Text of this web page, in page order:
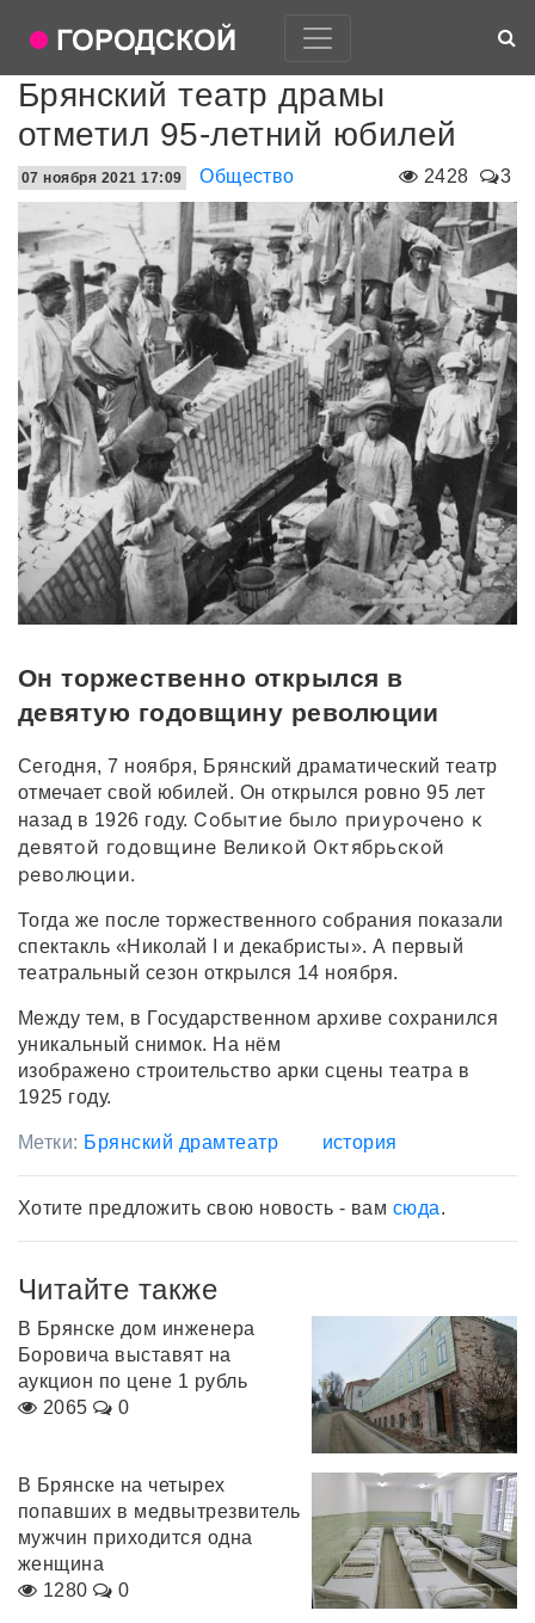
Брянский театр драмы
отметил 95-летний юбилей
2428 3
07 ноября 2021 17:09 Общество
Он торжественно открылся в
девятую годовщину революции
Сегодня, 7 ноября, Брянский драматический театр
отмечает свой юбилей. Он открылся ровно 95 лет
назад в 1926 году. Событие было приурочено к
девятой годовщине Великой Октябрьской
революции.
Тогда же после торжественного собрания показали
спектакль «Николай I и декабристы». А первый
театральный сезон открылся 14 ноября.
Между тем, в Государственном архиве сохранился
уникальный снимок. На нём
изображено строительство арки сцены театра в
1925 году.
Метки: Брянский драмтеатр история
Хотите предложить свою новость - вам сюда.
Читайте также
В Брянске дом инженера
Боровича выставят на
аукцион по цене 1 рубль
2065
0
В Брянске на четырех
попавших в медвытрезвитель
мужчин приходится одна
женщина
1280
0